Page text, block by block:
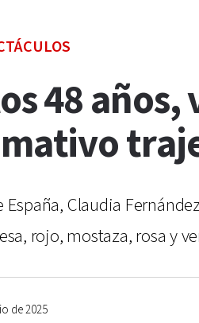
48
España, Claudia
rojo, mostaza, rosa y
de 2025